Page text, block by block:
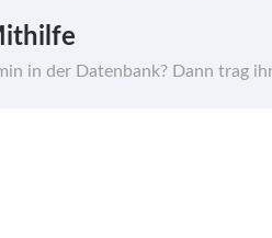
in der Datenbank? Dann trag